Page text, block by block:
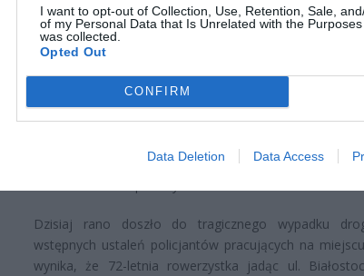
I want to opt-out of Collection, Use, Retention, Sale,
of my Personal Data that Is Unrelated with the
was collected.
Opted Out
CONFIRM
Data Deletion Data Access
Bez wątpienia pogoda sprzyja rowerzystom. Na
więcej użytkowników jednośladów. Warto jednak
zwłaszcza na początku sezonu. Kierowcy
należytej ostrożności i wyobraźni wszystkich
Dzisiaj rano doszło do tragicznego wypadku
wstępnych ustaleń policjantów pracujących na
wynika, że 72-letnia rowerzystka jadąc ul.